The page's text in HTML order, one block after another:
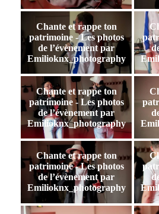
Chante et rappe ton
patrimoine - Les photos
de l’évènement par
Emilioknx_photography
Chante et rappe ton
patrimoine - Les photos
de l’évènement par
Emilioknx_photography
Chante et rappe ton
patrimoine - Les photos
de l’évènement par
Emilioknx_photography